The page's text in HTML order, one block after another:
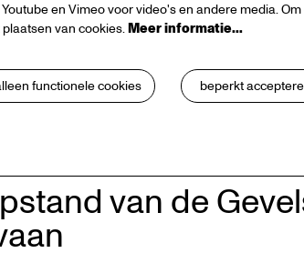
en Vimeo voor video's en andere media.
van cookies.Meer informatie…
functionele cookies beperkt
van de